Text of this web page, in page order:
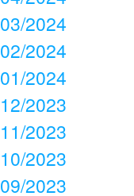
03/2024
02/2024
01/2024
12/2023
11/2023
10/2023
09/2023